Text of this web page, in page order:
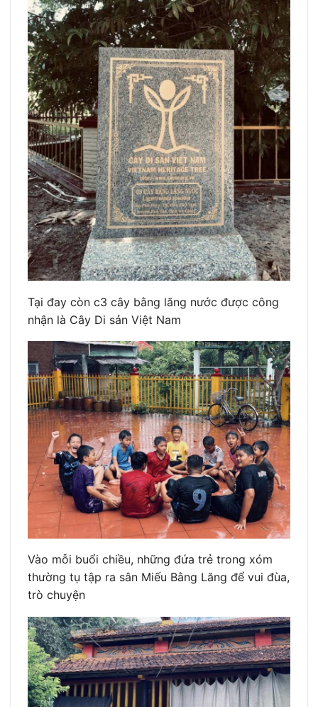
Tại đay còn c3 cây bằng lăng nước được công
nhận là Cây Di sản Việt Nam
Vào mỗi buổi chiều, những đứa trẻ trong xóm
thường tụ tập ra sân Miếu Bằng Lăng để vui đùa,
trò chuyện